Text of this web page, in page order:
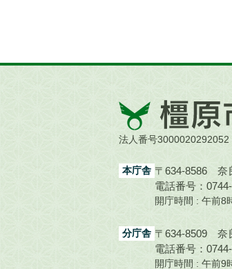
橿
原
市
City
法人番号3000020292052
本庁舎 〒634-8586 奈
電話番号：
開庁時間 : 午前8
分庁舎 〒634-8509 奈
電話番号：
開庁時間 : 午前9